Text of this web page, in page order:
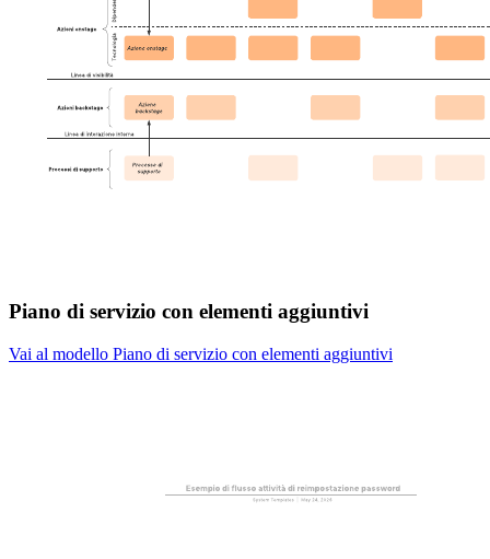
Piano di servizio con elementi aggiuntivi
Vai al modello Piano di servizio con elementi aggiuntivi